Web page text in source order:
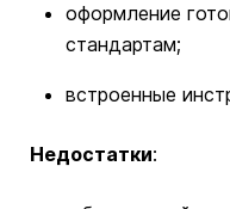
оформление
стандартам;
встроенные
Недостатки: